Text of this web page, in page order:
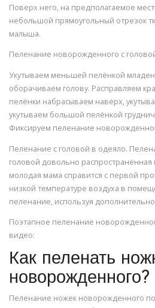
Поверх него, на предполагаемое
небольшой прямоугольный отрезок
малыша.
Пеленание новорожденного с
Укутываем меньшей пелёнкой
оборачиваем голову. Расправляем
пелёнки набрасываем наверх,
укутываем большой пелёнкой
Фиксируем пеленание
Пеленание с головой в одеяло.
головой довольно распространённая
молодая мама справится с первой
низкой температуре воздуха в
пеленание, используя
Поэтапное пеленание
видео:
Как пеленать
новорожденного?
Пеленание ножек новорожденного